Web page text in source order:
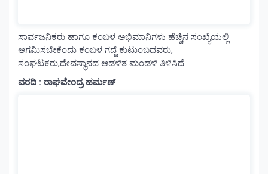
ಸಾರ್ವಜನಿಕರು ಹಾಗೂ ಕಂಬಳ ಅಭಿಮಾನಿಗಳು ಹೆಚ್ಚಿನ ಸಂಖ್ಯೆಯಲ್ಲಿ
ಆಗಮಿಸಬೇಕೆಂದು ಕಂಬಳ ಗದ್ದೆ ಕುಟುಂಬದವರು,
ಸಂಘಟಕರು,ದೇವಸ್ಥಾನದ ಆಡಳಿತ ಮಂಡಳಿ ತಿಳಿಸಿದೆ.
ವರದಿ : ರಾಘವೇಂದ್ರ ಹರ್ಮಣ್